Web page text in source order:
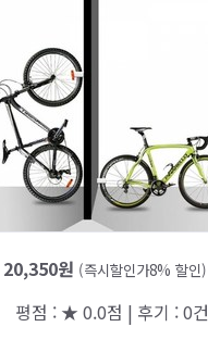
20,350원 (즉시할인가8% 할인)
평점 : ★ 0.0점 | 후기 : 0건